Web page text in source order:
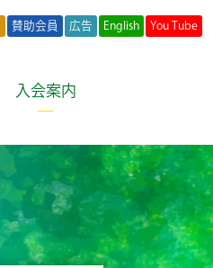
賛助会員 広告 English You Tube
入会案内